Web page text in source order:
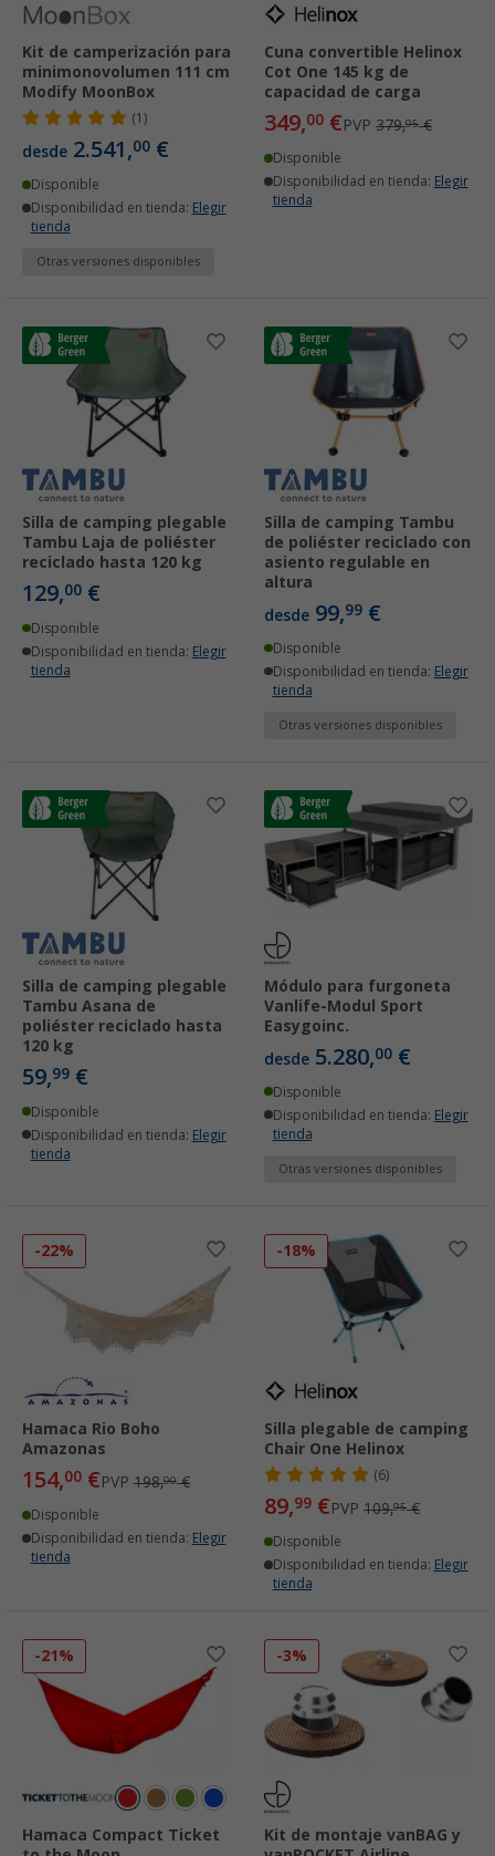
Kit de camperización para
minimonovolumen 111 cm
Modify MoonBox
(1)
desde 2.541,00 €
Disponible
Disponibilidad en tienda: Elegir
tienda
Otras versiones disponibles
Cuna convertible Helinox
Cot One 145 kg de
capacidad de carga
349,00 €PVP 379,95€
Disponible
Disponibilidad en tienda: Elegir
tienda
Silla de camping plegable
Tambu Laja de poliéster
reciclado hasta 120 kg
129,00 €
Disponible
Disponibilidad en tienda: Elegir
tienda
Silla de camping Tambu
de poliéster reciclado con
asiento regulable en
altura
desde 99,99 €
Disponible
Disponibilidad en tienda: Elegir
tienda
Otras versiones disponibles
Silla de camping plegable
Tambu Asana de
poliéster reciclado hasta
120 kg
59,99 €
Disponible
Disponibilidad en tienda: Elegir
tienda
Módulo para furgoneta
Vanlife-Modul Sport
Easygoinc.
desde 5.280,00 €
Disponible
Disponibilidad en tienda: Elegir
tienda
Otras versiones disponibles
-22%
Hamaca Rio Boho
Amazonas
154,00 €PVP 198,00€
Disponible
Disponibilidad en tienda: Elegir
tienda
-18%
Silla plegable de camping
Chair One Helinox
(6)
89,99 €PVP 109,95€
Disponible
Disponibilidad en tienda: Elegir
tienda
-21%
Hamaca Compact Ticket
-3%
Kit de montaje vanBAG y